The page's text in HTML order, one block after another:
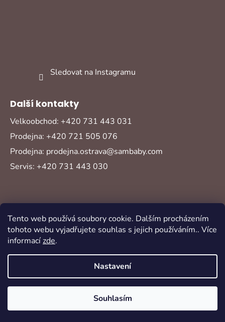
Tento web používá soubory cookie. Dalším procházením
tohoto webu vyjadřujete souhlas s jejich používáním.. Více
informacízde.
Nastavení
Souhlasím
Sledovat na Instagramu
Další kontakty
Velkoobchod: +420 731 443 031
Prodejna: +420 721 505 076
Prodejna: prodejna.ostrava@sambaby.com
Servis: +420 731 443 030
Akce Novinky Oblíbené Přihlášení
Vytvořil Shoptet
Copyright 2026Sambaby